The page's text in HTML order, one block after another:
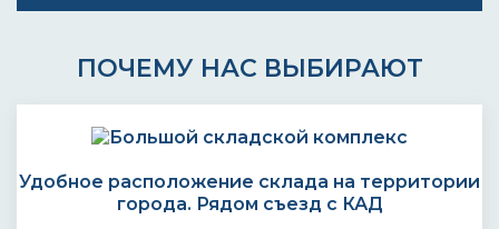
ПОЧЕМУ НАС ВЫБИРАЮТ
Удобное расположение склада на территории
города. Рядом съезд с КАД